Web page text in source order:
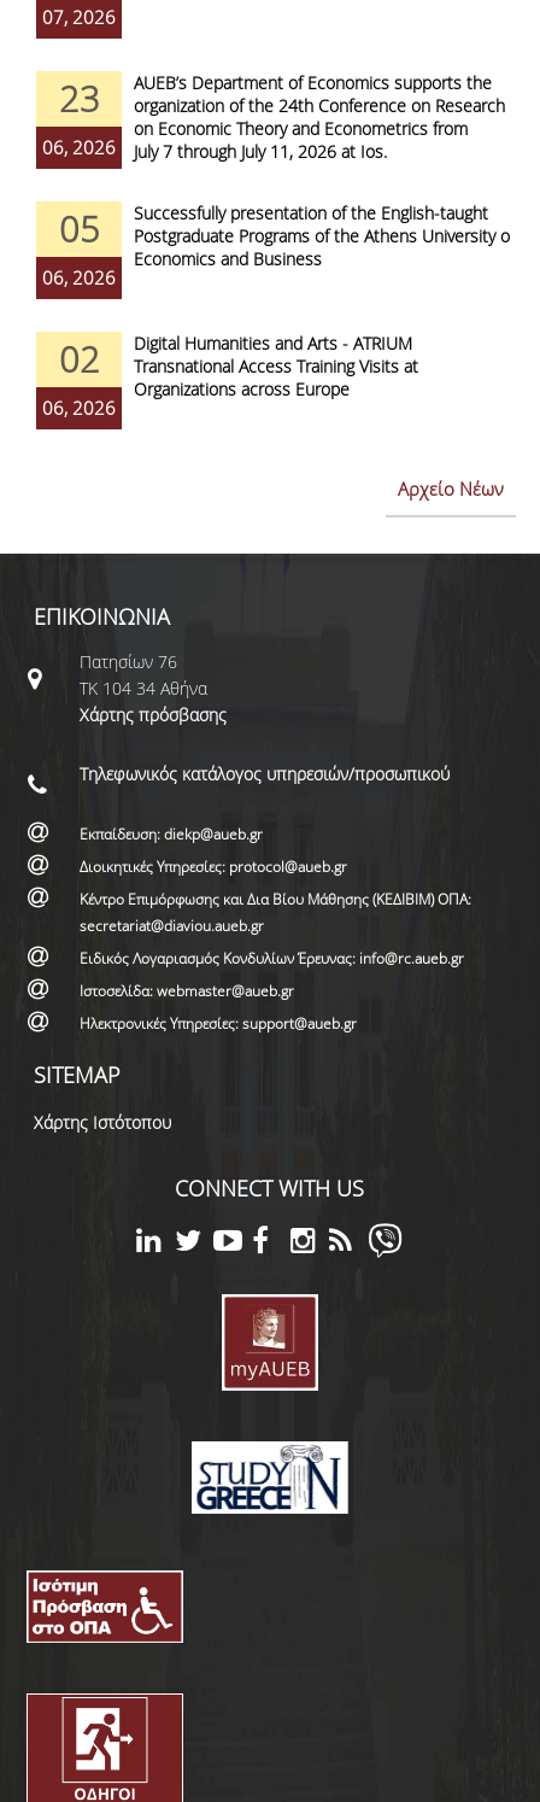
07, 2026
23
06, 2026
AUEB’s Department of Economics supports the
organization of the 24th Conference on Research
on Economic Theory and Econometrics from
July 7 through July 11, 2026 at Ios.
05
06, 2026
Successfully presentation of the English-taught
Postgraduate Programs of the Athens University of
Economics and Business
02
06, 2026
Digital Humanities and Arts - ATRIUM
Transnational Access Training Visits at
Organizations across Europe
Αρχείο Νέων
ΕΠΙΚΟΙΝΩΝΙΑ
Πατησίων 76
ΤΚ 104 34 Αθήνα
Χάρτης πρόσβασης
Τηλεφωνικός κατάλογος υπηρεσιών/προσωπικού
Εκπαίδευση: diekp@aueb.gr
Διοικητικές Υπηρεσίες: protocol@aueb.gr
Κέντρο Επιμόρφωσης και Δια Βίου Μάθησης (ΚΕΔΙΒΙΜ) ΟΠΑ:
secretariat@diaviou.aueb.gr
Ειδικός Λογαριασμός Κονδυλίων Έρευνας: info@rc.aueb.gr
Ιστοσελίδα: webmaster@aueb.gr
Ηλεκτρονικές Υπηρεσίες: support@aueb.gr
SITEMAP
Χάρτης Ιστότοπου
CONNECT WITH US